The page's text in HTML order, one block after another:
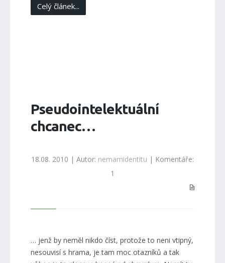
Celý článek...
Pseudointelektuální
chcanec…
18.08. 2010 | Autor: nemamidentitu | Komentáře:
1
… jenž by neměl nikdo číst, protože to neni vtipný,
nesouvisí s hrama, je tam moc otazníků a tak